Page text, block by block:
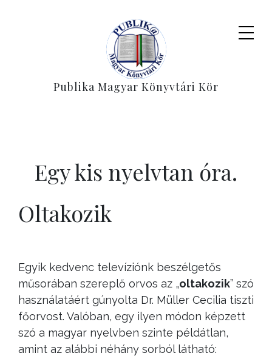
Publika Magyar Könyvtári Kör
Egy kis nyelvtan óra.
Oltakozik
Egyik kedvenc televíziónk beszélgetős
műsorában szereplő orvos az „oltakozik” szó
használatáért gúnyolta Dr. Müller Cecilia tiszti
főorvost. Valóban, egy ilyen módon képzett
szó a magyar nyelvben szinte példátlan,
amint az alábbi néhány sorból látható: